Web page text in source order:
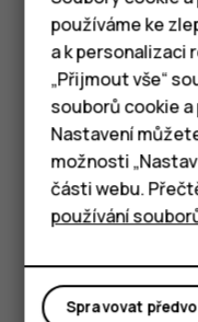
Chytré
Tablety
dobu
Tip: Chcete‑li
klepněte na
údaje.
Odstranění
Klepněte na
používáme ke
a k personalizaci
„Přijmout vše“
souborů cookie
Nastavení
možnosti
části webu.
používání
Spravovat